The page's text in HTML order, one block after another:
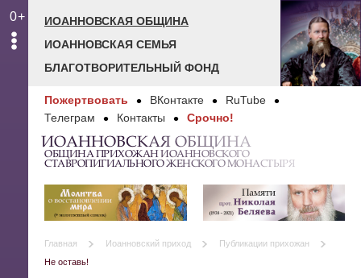
0+
ИОАННОВСКАЯ ОБЩИНА
ИОАННОВСКАЯ СЕМЬЯ
БЛАГОТВОРИТЕЛЬНЫЙ ФОНД
Пожертвовать ВКонтакте
RuTube
Телеграм
Контакты Срочно!
ИОАННОВСКАЯ ОБЩИНА
ОБЩИНА ПРИХОЖАН ИОАННОВСКОГО
СТАВРОПИГИАЛЬНОГО ЖЕНСКОГО МОНАСТЫРЯ
Главная Иоанновский приход
Публикации прихожан
Не оставь!